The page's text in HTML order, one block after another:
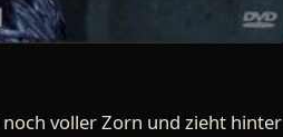
voller Zorn und zieht hinter